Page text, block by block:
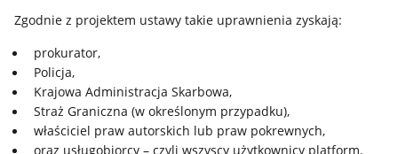
Zgodnie z projektem ustawy takie uprawnienia zyskają:
prokurator,
Policja,
Krajowa Administracja Skarbowa,
Straż Graniczna (w określonym przypadku),
właściciel praw autorskich lub praw pokrewnych,
oraz usługobiorcy – czyli wszyscy użytkownicy platform.